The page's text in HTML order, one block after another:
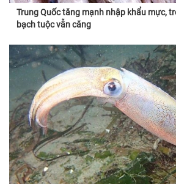
Trung Quốc tăng mạnh nhập khẩu mực,
bạch tuộc vẫn căng